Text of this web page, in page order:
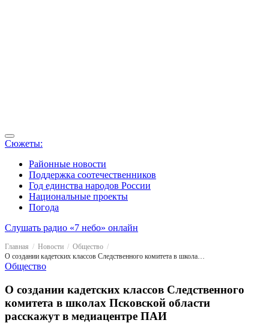
Сюжеты:
Районные новости
Поддержка соотечественников
Год единства народов России
Национальные проекты
Погода
Слушать радио «7 небо» онлайн
Главная Новости
Общество
О создании кадетских классов Следственного комитета в школах Псковской области расскажут в медиацентре ПАИ
Общество
О создании кадетских классов Следственного
комитета в школах Псковской области
расскажут в медиацентре ПАИ